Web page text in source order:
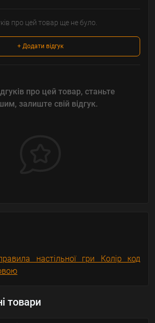
про цей товар ще не було.
+ Додати відгук
про цей товар, станьте
залиште свій відгук.
настільної гри Колір код
товари